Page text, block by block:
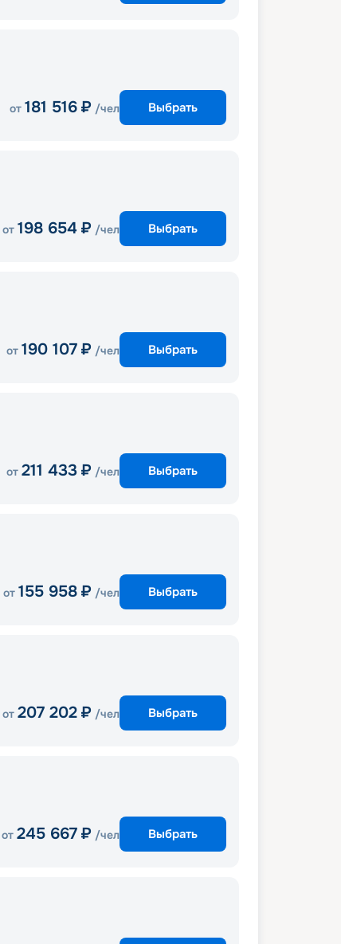
от 181 516 ₽ /чел Выбрать
от 198 654 ₽ /чел Выбрать
от 190 107 ₽ /чел Выбрать
от 211 433 ₽ /чел Выбрать
от 155 958 ₽ /чел Выбрать
от 207 202 ₽ /чел Выбрать
от 245 667 ₽ /чел Выбрать